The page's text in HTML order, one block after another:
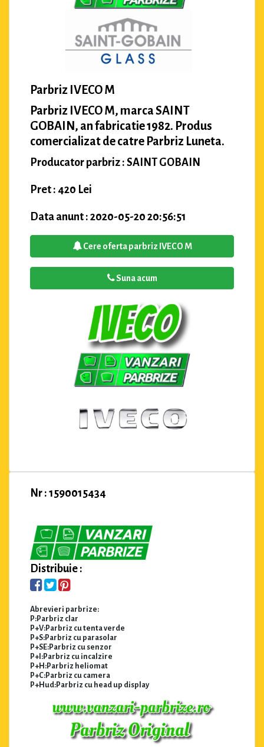
Parbriz IVECO M
Parbriz IVECO M, marca SAINT
GOBAIN, an fabricatie 1982. Produs
comercializat de catre Parbriz Luneta.
Producator parbriz : SAINT GOBAIN
Pret : 420 Lei
Data anunt : 2020-05-20 20:56:51
Cere oferta parbriz IVECO M
Suna acum
Nr : 1590015434
Distribuie :
Abrevieri parbrize:
P:Parbriz clar
P+V:Parbriz cu tenta verde
P+S:Parbriz cu parasolar
P+SE:Parbriz cu senzor
P+I:Parbriz cu incalzire
P+H:Parbriz heliomat
P+C:Parbriz cu camera
P+Hud:Parbriz cu head up display